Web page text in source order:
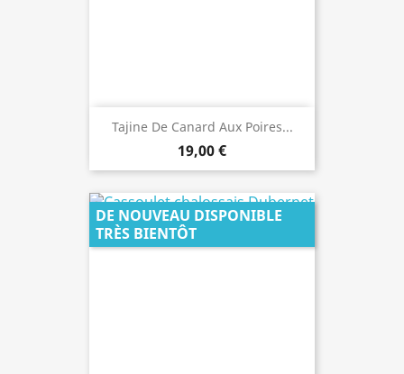
Tajine De Canard Aux Poires...
19,00 €
DE NOUVEAU DISPONIBLE
TRÈS BIENTÔT